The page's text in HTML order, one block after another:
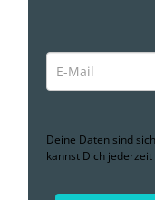
Deine Daten sind
kannst Dich